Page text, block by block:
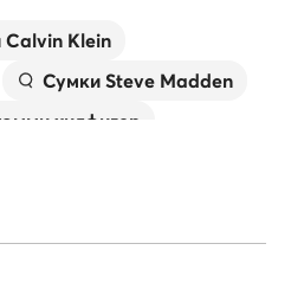
Klein
Сумки Steve Madden
хилфигер